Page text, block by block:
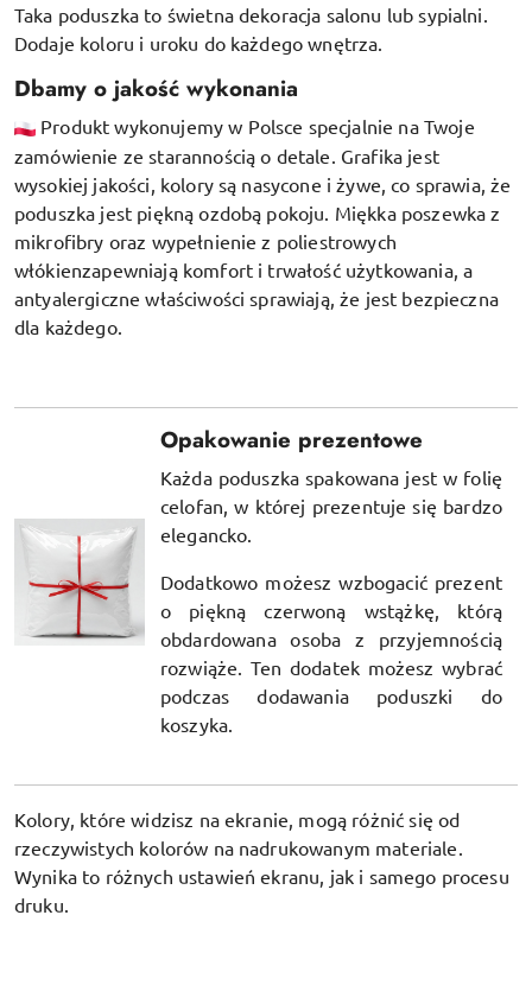
Taka poduszka to świetna dekoracja salonu lub sypialni.
Dodaje koloru i uroku do każdego wnętrza.
Dbamy o jakość wykonania
Produkt wykonujemy w Polsce specjalnie na Twoje
zamówienie ze starannością o detale. Grafika jest
wysokiej jakości, kolory są nasycone i żywe, co sprawia, że
poduszka jest piękną ozdobą pokoju. Miękka poszewka z
mikrofibry oraz wypełnienie z poliestrowych
włókienzapewniają komfort i trwałość użytkowania, a
antyalergiczne właściwości sprawiają, że jest bezpieczna
dla każdego.
Opakowanie prezentowe
Każda poduszka spakowana jest w folię
celofan, w której prezentuje się bardzo
elegancko.
Dodatkowo możesz wzbogacić prezent
o piękną czerwoną wstążkę, którą
obdardowana osoba z przyjemnością
rozwiąże. Ten dodatek możesz wybrać
podczas dodawania poduszki do
koszyka.
Kolory, które widzisz na ekranie, mogą różnić się od
rzeczywistych kolorów na nadrukowanym materiale.
Wynika to różnych ustawień ekranu, jak i samego procesu
druku.